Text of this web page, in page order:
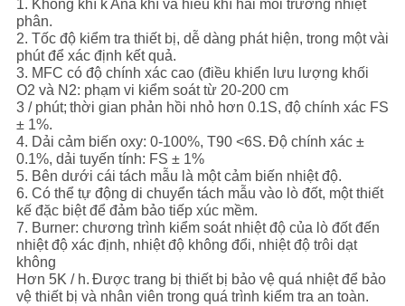
1. Không khí k Ana khí và hiếu khí hai môi trường nhiệt
phân.
2. Tốc độ kiểm tra thiết bị, dễ dàng phát hiện, trong một vài
phút để xác định kết quả.
3. MFC có độ chính xác cao (điều khiển lưu lượng khối
O2 và N2: phạm vi kiểm soát từ 20-200 cm
3 / phút; thời gian phản hồi nhỏ hơn 0.1S, độ chính xác FS
± 1%.
4. Dải cảm biến oxy: 0-100%, T90 <6S. Độ chính xác ±
0.1%, dải tuyến tính: FS ± 1%
5. Bên dưới cái tách mẫu là một cảm biến nhiệt độ.
6. Có thể tự động di chuyển tách mẫu vào lò đốt, một thiết
kế đặc biệt để đảm bảo tiếp xúc mềm.
7. Burner: chương trình kiểm soát nhiệt độ của lò đốt đến
nhiệt độ xác định, nhiệt độ không đổi, nhiệt độ trôi dạt
không
Hơn 5K / h. Được trang bị thiết bị bảo vệ quá nhiệt để bảo
vệ thiết bị và nhân viên trong quá trình kiểm tra an toàn.